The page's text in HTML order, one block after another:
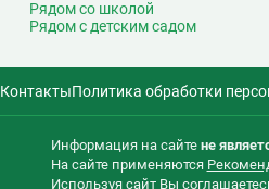
3
12
12
5
Н
Нагорная
Рядом со школой
Рядом с детским садом
КонтактыПолитика обработки
Информация на сайте не
На сайте применяются
Используя сайт Вы